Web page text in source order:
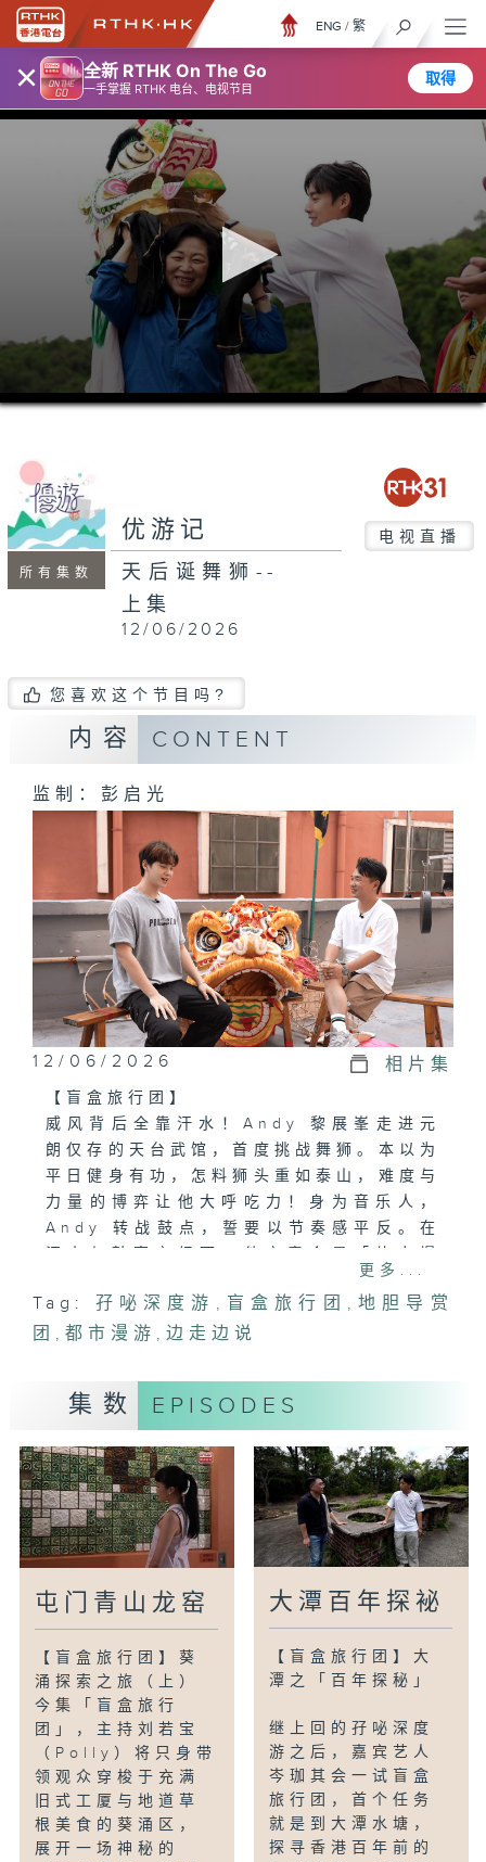
× 全新 RTHK On The Go
一手掌握 RTHK 电台、电视节目
取得
ENG / 繁
0
seconds
minutes,
seconds
所有集数
优游记 电视直播
天后诞舞狮--
上集
12/06/2026
您喜欢这个节目吗?
内容 CONTENT
监制：彭启光
12/06/2026 相片集
【盲盒旅行团】
威风背后全靠汗水！Andy 黎展峯走进元
朗仅存的天台武馆，首度挑战舞狮。本以为
平日健身有功，怎料狮头重如泰山，难度与
力量的博弈让他大呼吃力！身为音乐人，
Andy 转战鼓点，誓要以节奏感平反。在
灯」的舞狮奇才，还是「鼓点爆 seed」的
节奏达人？距离十八乡天后诞仅剩两周，突
如其来的巡游邀请更让压力瞬间到顶！面对
时间内脱胎换骨，完成这场传统与热血的终
极试炼？
【孖咇深度游】
今集《孖咇深度游》带观众走入有370 年
历史的沙头角客家村落——谷埔，展开一场
「做一次自家人」的深度游。资深演员吴浣
仪与年轻演员黄梓侨（Elvin）两人首站会
合全港首支「女子客家麒麟队」，浣仪姐和
Elvin 亲自挑战学习舞动麒麟头。其后，
两人来到村内一间士多，品尝极需心机慢火
炆煮的传统客家菜，「客家醋鸭」与「客家
猪肉钵」，在半肥瘦的香气中探讨两代人对
客家饮食观念。
更多...
Tag: 孖咇深度游 , 盲盒旅行团 , 地胆导赏
团 ,都市漫游 ,边走边说
集数 EPISODES
屯门青山龙窑
【盲盒旅行团】葵
涌探索之旅（上）
今集「盲盒旅行
团」，主持刘若宝
（Polly）将只身带
领观众穿梭于充满
旧式工厦与地道草
根美食的葵涌区，
展开一场神秘的
大潭百年探袐
【盲盒旅行团】大
潭之「百年探秘」
继上回的孖咇深度
游之后，嘉宾艺人
岑珈其会一试盲盒
旅行团，首个任务
就是到大潭水塘，
探寻香港百年前的